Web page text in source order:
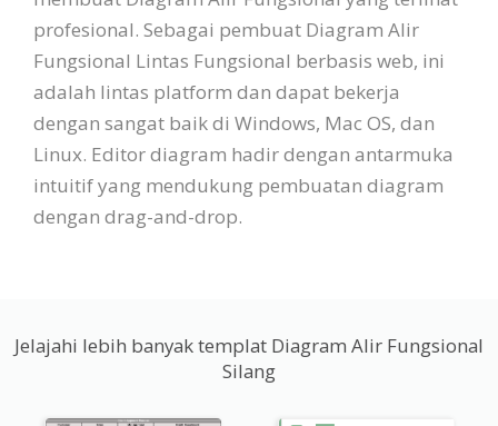
profesional. Sebagai pembuat Diagram Alir
Fungsional Lintas Fungsional berbasis web, ini
adalah lintas platform dan dapat bekerja
dengan sangat baik di Windows, Mac OS, dan
Linux. Editor diagram hadir dengan antarmuka
intuitif yang mendukung pembuatan diagram
dengan drag-and-drop.
Jelajahi lebih banyak templat Diagram Alir Fungsional
Silang